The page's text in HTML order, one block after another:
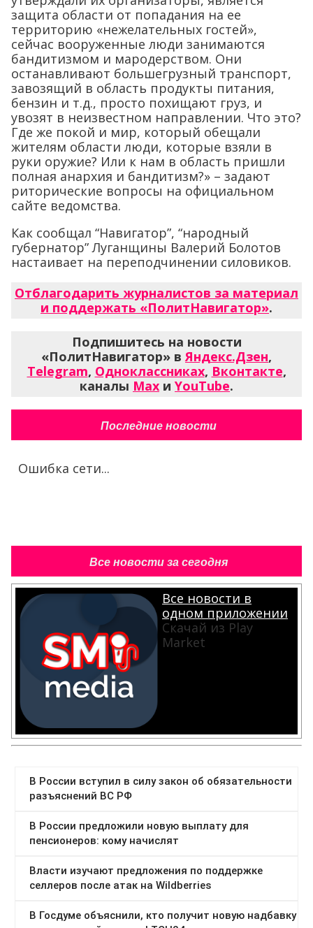
защита области от попадания на ее
территорию «нежелательных гостей»,
сейчас вооруженные люди занимаются
бандитизмом и мародерством. Они
останавливают большегрузный транспорт,
завозящий в область продукты питания,
бензин и т.д., просто похищают груз, и
увозят в неизвестном направлении. Что это?
Где же покой и мир, который обещали
жителям области люди, которые взяли в
руки оружие? Или к нам в область пришли
полная анархия и бандитизм?» – задают
риторические вопросы на официальном
сайте ведомства.
Как сообщал “Навигатор”, “народный
губернатор” Луганщины Валерий Болотов
настаивает на переподчинении силовиков.
Отблагодарить журналистов за материал
и поддержать «ПолитНавигатор».
Подпишитесь на новости
«ПолитНавигатор» вЯндекс.Дзен,
Telegram, Одноклассниках, Вконтакте,
каналы Max и YouTube.
Последние новости
Ошибка сети...
Все новости за сегодня
Все новости в
одном приложении
Скачай из Play
Market